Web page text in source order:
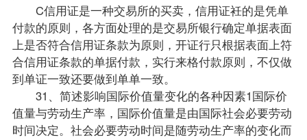
C信用证是一种交易所的买卖，信用证衽的是凭单
付款的原则，各方面处理的是交易所银行确定单据表面
上是否符合信用证条款为原则，开证行只根据表面上符
合信用证条款的单据付款，实行来格付款原则，不仅做
到单证一致还要做到单单一致。
31、简述影响国际价值量变化的各种因素1国际价
值量与劳动生产率，国际价值量是由国际社会必要劳动
时间决定。社会必要劳动时间是随劳动生产率的变化而